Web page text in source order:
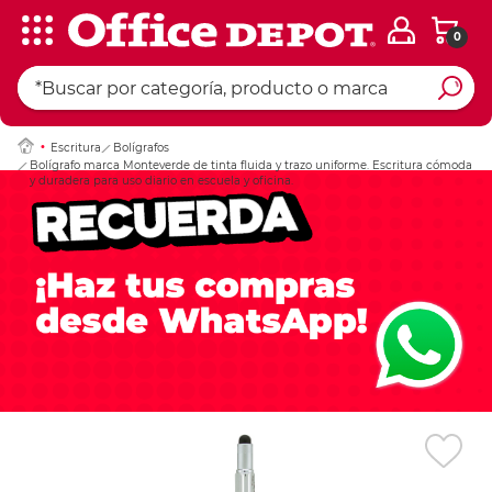
0
Escritura
Bolígrafos
Bolígrafo marca Monteverde de tinta fluida y trazo uniforme. Escritura cómoda
y duradera para uso diario en escuela y oficina.
Ingresar Codigo